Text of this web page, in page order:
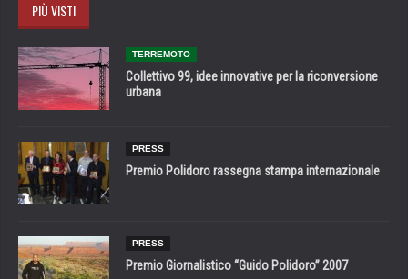
PIÙ VISTI
TERREMOTO
Collettivo 99, idee innovative per la riconversione
urbana
PRESS
Premio Polidoro rassegna stampa internazionale
PRESS
Premio Giornalistico “Guido Polidoro” 2007